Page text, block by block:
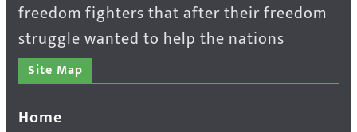
freedom fighters that after their freedom
struggle wanted to help the nations
Site Map
Home